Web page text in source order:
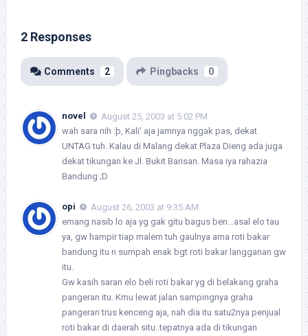
2 Responses
Comments 2 Pingbacks 0
novel
August 25, 2003 at 5:02 PM
wah sara nih :þ, Kali’ aja jamnya nggak pas, dekat
UNTAG tuh. Kalau di Malang dekat Plaza Dieng ada juga
dekat tikungan ke Jl. Bukit Barisan. Masa iya rahazia
Bandung ;D
opi
August 26, 2003 at 9:35 AM
emang nasib lo aja yg gak gitu bagus ben…asal elo tau
ya, gw hampir tiap malem tuh gaulnya ama roti bakar
bandung itu n sumpah enak bgt roti bakar langganan gw
itu.
Gw kasih saran elo beli roti bakar yg di belakang graha
pangeran itu. Kmu lewat jalan sampingnya graha
pangeran trus kenceng aja, nah dia itu satu2nya penjual
roti bakar di daerah situ..tepatnya ada di tikungan